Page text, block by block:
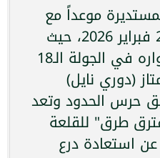
موعداً مع
الإثارة الليلة، الجمعة 20 فبراير 2026، حيث
يفتتح نادي الزمالك مشواره في الجولة الـ18
(دوري نايل)
حرس الحدود وتعد
طرق" للقلعة
استعادة درع